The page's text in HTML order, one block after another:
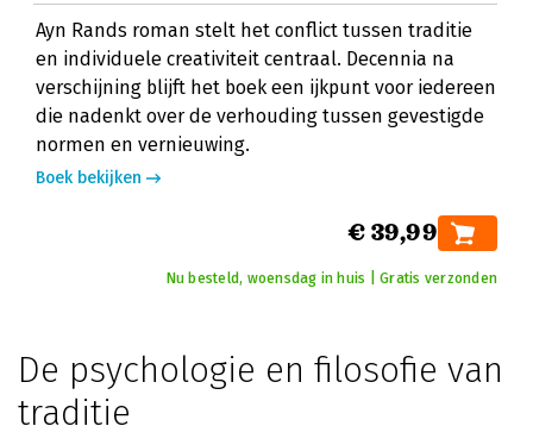
Ayn Rands roman stelt het conflict tussen traditie
en individuele creativiteit centraal. Decennia na
verschijning blijft het boek een ijkpunt voor iedereen
die nadenkt over de verhouding tussen gevestigde
normen en vernieuwing.
Boek bekijken
€ 39,99
Nu besteld, woensdag in huis | Gratis verzonden
De psychologie en filosofie van
traditie